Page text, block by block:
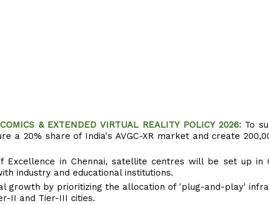
& EXTENDED VIRTUAL REALITY POLICY 2026: To
a 20% share of India's AVGC-XR market and create
Excellence in Chennai, satellite centres will be set up in
industry and educational institutions.
growth by prioritizing the allocation of 'plug-and-play'
II and Tier-III cities.